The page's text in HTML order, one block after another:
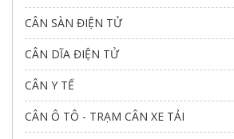
CÂN SÀN ĐIỆN TỬ
CÂN DĨA ĐIỆN TỬ
CÂN Y TẾ
CÂN Ô TÔ - TRẠM CÂN XE TẢI